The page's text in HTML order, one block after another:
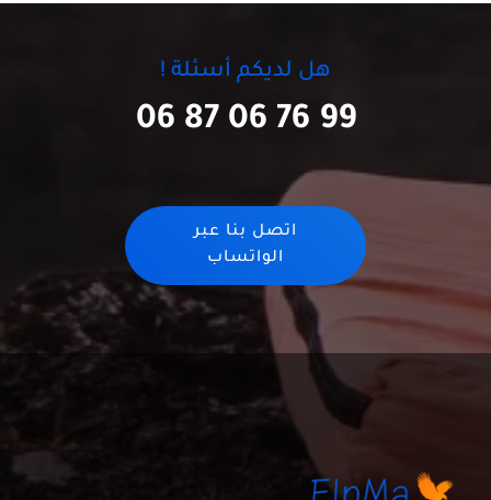
هل لديكم أسئلة !
06 87 06 76 99
اتصل بنا عبر
الواتساب